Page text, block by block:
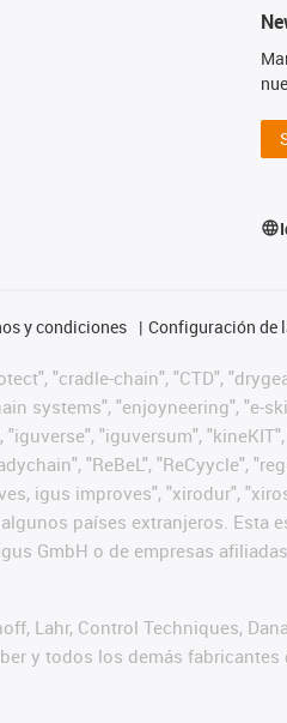
y condiciones Configuración de
"cradle-chain", "CTD",
systems", "enjoyneering", "e-
"iguversum",
"ReBeL", "ReCyycle",
igus improves", "xirodur",
países extranjeros. Esta
GmbH o de empresas
Lahr, Control Techniques,
y todos los demás